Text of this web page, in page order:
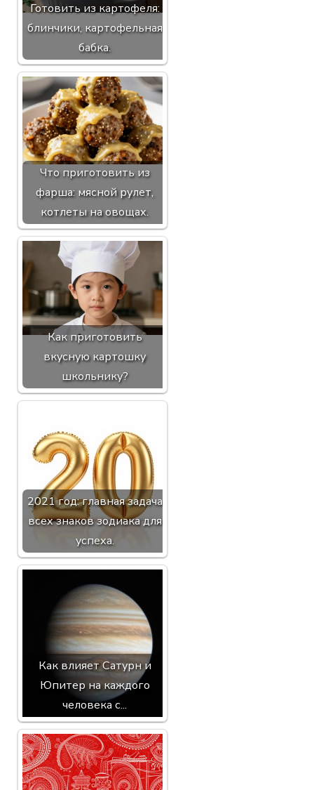
Готовить из картофеля:
блинчики, картофельная
бабка.
Что приготовить из
фарша: мясной рулет,
котлеты на овощах.
Как приготовить
вкусную картошку
школьнику?
2021 год: главная задача
всех знаков зодиака для
успеха.
Как влияет Сатурн и
Юпитер на каждого
человека с...